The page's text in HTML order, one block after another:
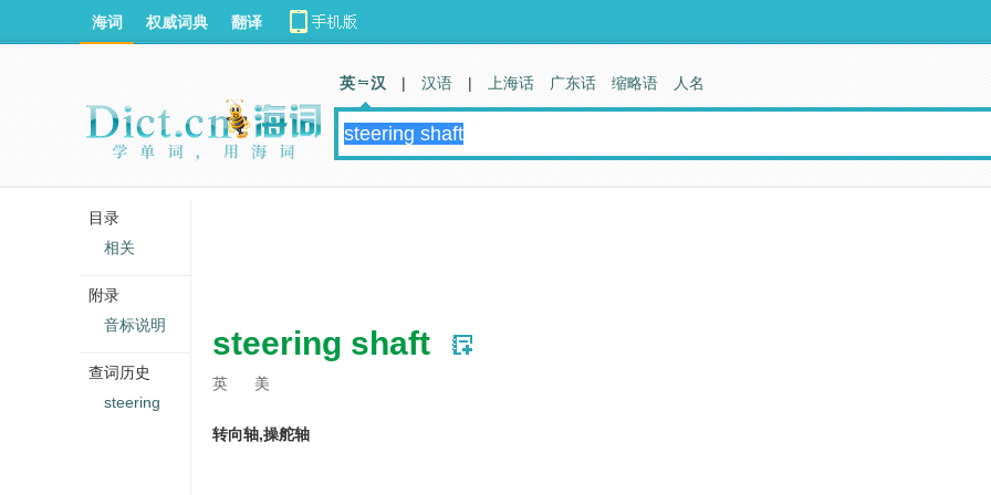
steering shaft
英 美
转向轴,操舵轴
海词 权威词典 翻译
英 汉 | 汉语 | 上海话 广东话 缩略语 人名
目录
相关
附录
音标说明
查词历史
steering